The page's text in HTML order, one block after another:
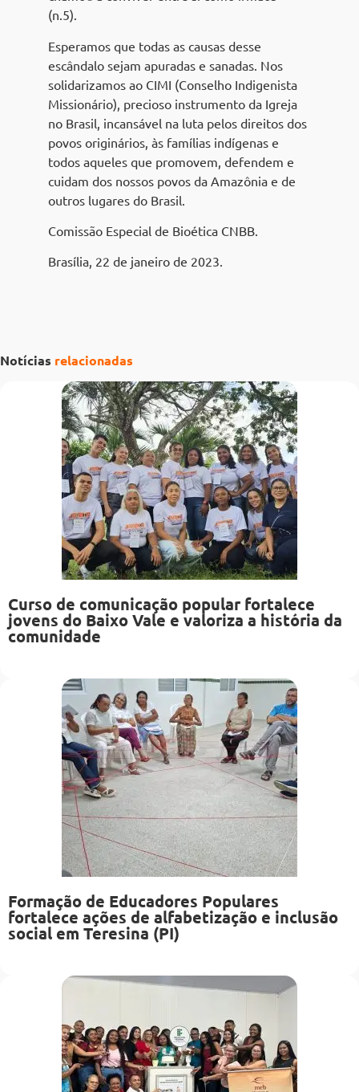
(n.5).
Esperamos que todas as causas desse
escândalo sejam apuradas e sanadas. Nos
solidarizamos ao CIMI (Conselho Indigenista
Missionário), precioso instrumento da Igreja
no Brasil, incansável na luta pelos direitos dos
povos originários, às famílias indígenas e
todos aqueles que promovem, defendem e
cuidam dos nossos povos da Amazônia e de
outros lugares do Brasil.
Comissão Especial de Bioética CNBB.
Brasília, 22 de janeiro de 2023.
Notícias relacionadas
Curso de comunicação popular fortalece
jovens do Baixo Vale e valoriza a história da
comunidade
Formação de Educadores Populares
fortalece ações de alfabetização e inclusão
social em Teresina (PI)